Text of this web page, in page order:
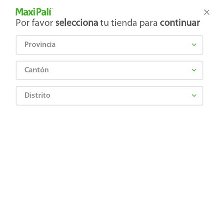
Tienda Maxi Palí
Por favor selecciona tu tienda para continuar
Provincia
Cantón
Distrito